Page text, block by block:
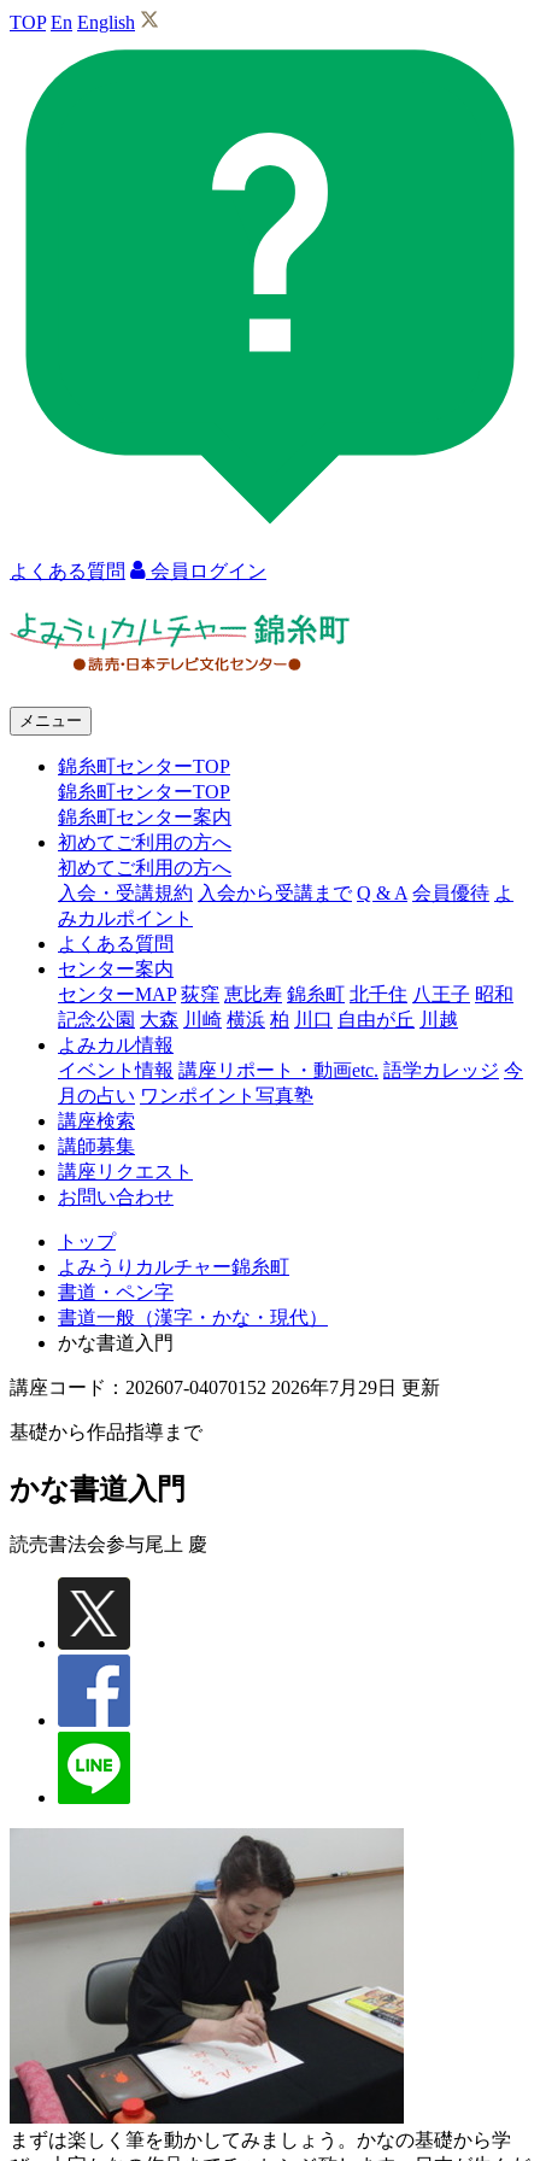
TOP En English
よくある質問 会員ログイン
ャ
糸
メニュー
錦糸町センターTOP
錦糸町センターTOP
錦糸町センター案内
初めてご利用の方へ
初めてご利用の方へ
入会・受講規約 入会から受講まで Q & A 会員優待 よ
みカルポイント
よくある質問
センター案内
センターMAP 荻窪 恵比寿 錦糸町 北千住 八王子 昭和
記念公園 大森 川崎 横浜 柏 川口 自由が丘 川越
よみカル情報
イベント情報 講座リポート・動画etc. 語学カレッジ 今
月の占い ワンポイント写真塾
講座検索
講師募集
講座リクエスト
お問い合わせ
トップ
よみうりカルチャー錦糸町
書道・ペン字
書道一般（漢字・かな・現代）
かな書道入門
講座コード：202607-04070152 2026年7月29日 更新
基礎から作品指導まで
かな書道入門
読売書法会参与尾上 慶
まずは楽しく筆を動かしてみましょう。かなの基礎から学